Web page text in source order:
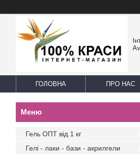
ГОЛОВНА ПРО НАС
Гель ОПТ від 1 кг
Гелі - лаки - бази - акрилгели